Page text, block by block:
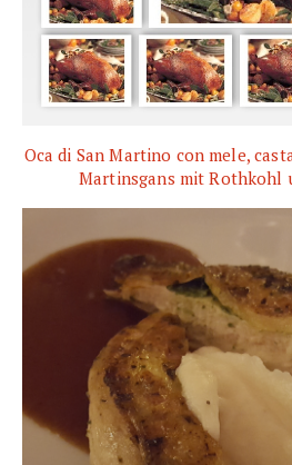
Oca di San Martino con mele,
Martinsgans mit Rothkohl